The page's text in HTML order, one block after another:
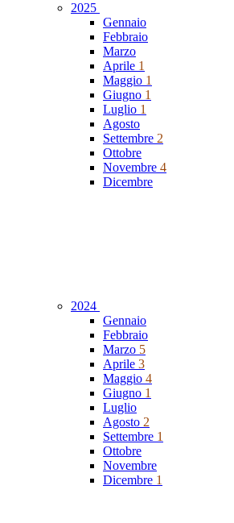
2025
Gennaio
Febbraio
Marzo
Aprile 1
Maggio 1
Giugno 1
Luglio 1
Agosto
Settembre 2
Ottobre
Novembre 4
Dicembre
2024
Gennaio
Febbraio
Marzo 5
Aprile 3
Maggio 4
Giugno 1
Luglio
Agosto 2
Settembre 1
Ottobre
Novembre
Dicembre 1